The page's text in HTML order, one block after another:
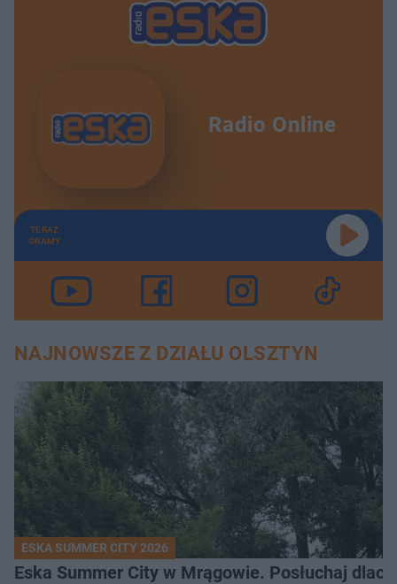
Radio Online
TERAZ
GRAMY
NAJNOWSZE Z DZIAŁU OLSZTYN
ESKA SUMMER CITY 2026
Eska Summer City w Mrągowie. Posłuchaj